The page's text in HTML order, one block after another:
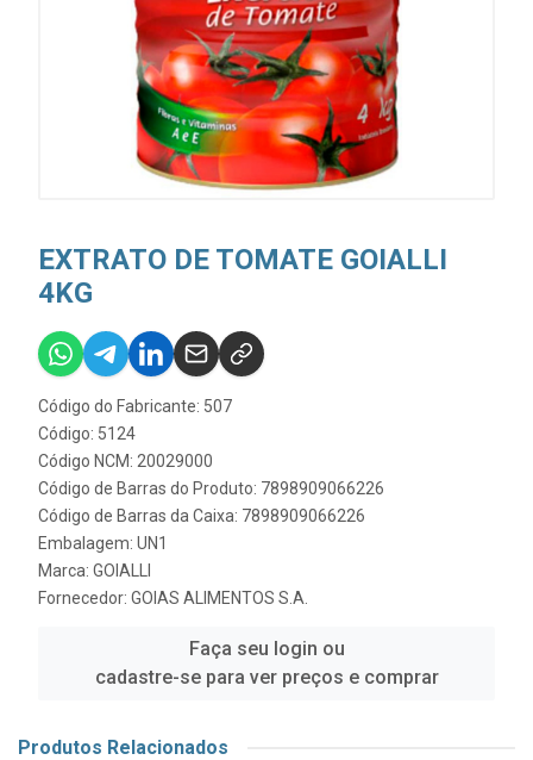
EXTRATO DE TOMATE GOIALLI
4KG
Código do Fabricante: 507
Código: 5124
Código NCM: 20029000
Código de Barras do Produto: 7898909066226
Código de Barras da Caixa: 7898909066226
Embalagem: UN1
Marca: GOIALLI
Fornecedor: GOIAS ALIMENTOS S.A.
Faça seu login ou
cadastre-se para ver preços e comprar
Produtos Relacionados